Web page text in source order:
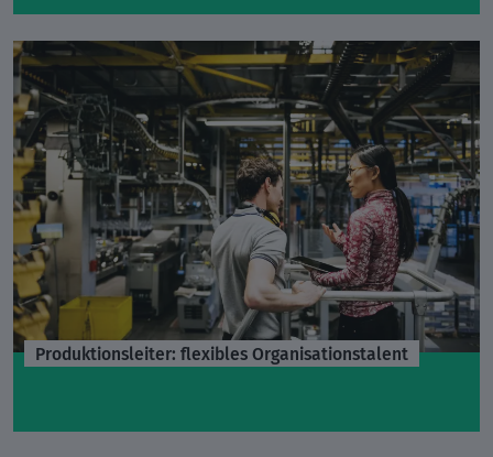
Produktionsleiter: flexibles Organisationstalent